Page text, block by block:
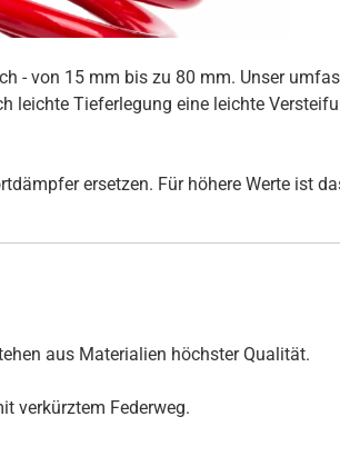
- von 15 mm bis zu 80 mm. Unser
Tieferlegung eine leichte
ersetzen. Für höhere Werte ist
aus Materialien höchster Qualität.
verkürztem Federweg.